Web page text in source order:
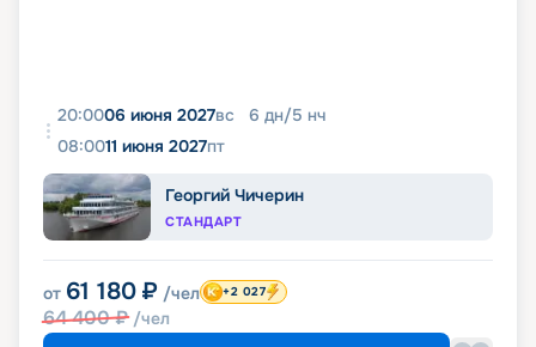
20:0006 июня 2027вс 6 дн/5 нч
08:0011 июня 2027пт
Георгий Чичерин
СТАНДАРТ
от 61 180 ₽ /чел
64 400₽ /чел
+2 027